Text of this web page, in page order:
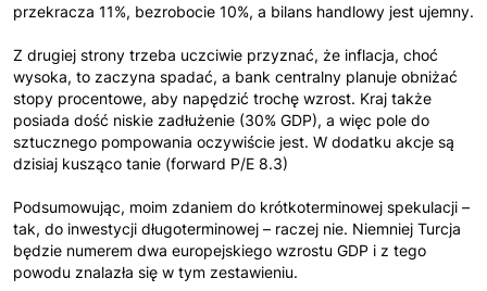
przekracza 11%, bezrobocie 10%, a bilans handlowy jest ujemny.
Z drugiej strony trzeba uczciwie przyznać, że inflacja, choć
wysoka, to zaczyna spadać, a bank centralny planuje obniżać
stopy procentowe, aby napędzić trochę wzrost. Kraj także
posiada dość niskie zadłużenie (30% GDP), a więc pole do
sztucznego pompowania oczywiście jest. W dodatku akcje są
dzisiaj kusząco tanie (forward P/E 8.3)
Podsumowując, moim zdaniem do krótkoterminowej spekulacji –
tak, do inwestycji długoterminowej – raczej nie. Niemniej Turcja
będzie numerem dwa europejskiego wzrostu GDP i z tego
powodu znalazła się w tym zestawieniu.